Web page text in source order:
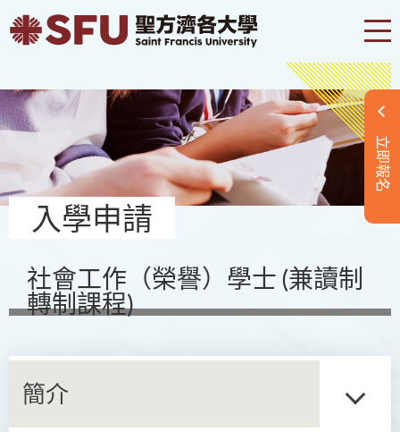
立即報名
入學申請
社會工作（榮譽）學士 (兼讀制
轉制課程)
簡介